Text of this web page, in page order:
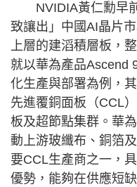
NVIDIA黃仁勳早前
致讓出」中國AI晶片
上層的建滔積層板，
就以華為產品Ascend
化生產與部署為例，
先進覆銅面板（CCL
板及超節點集群。華
動上游玻纖布、銅箔
要CCL生產商之一，
優勢，能夠在供應短